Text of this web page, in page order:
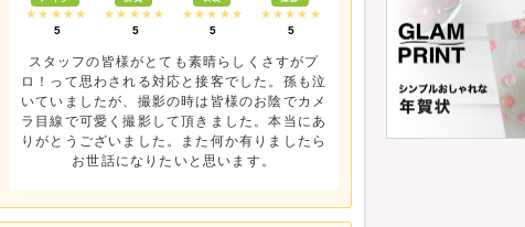
★★★★★
5
★★★★★
5
★★★★★
5
★★★★★
5
スタッフの皆様がとても素晴らしくさすがプ
ロ！って思わされる対応と接客でした。孫も泣
いていましたが、撮影の時は皆様のお陰でカメ
ラ目線で可愛く撮影して頂きました。本当にあ
りがとうございました。また何か有りましたら
お世話になりたいと思います。